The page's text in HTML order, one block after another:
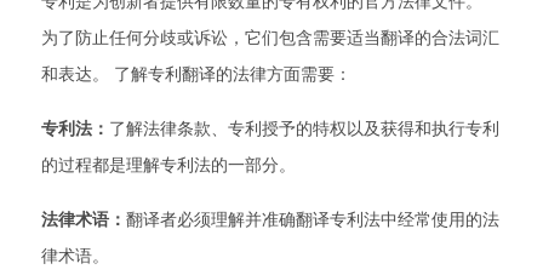
为了防止任何分歧或诉讼，它们包含需要适当翻译的合法词汇
和表达。 了解专利翻译的法律方面需要：
专利法： 了解法律条款、专利授予的特权以及获得和执行专利
的过程都是理解专利法的一部分。
法律术语： 翻译者必须理解并准确翻译专利法中经常使用的法
律术语。